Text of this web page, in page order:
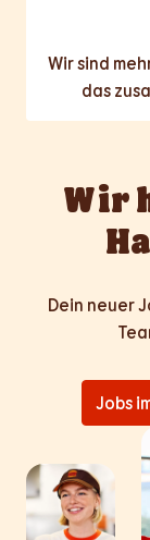
Wir sind
das
Wir
Dein neuer
Jobs